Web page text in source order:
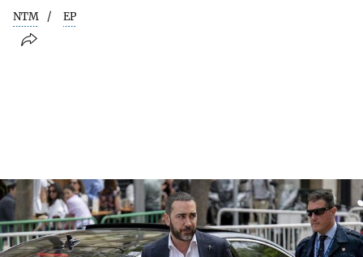
NTM EP